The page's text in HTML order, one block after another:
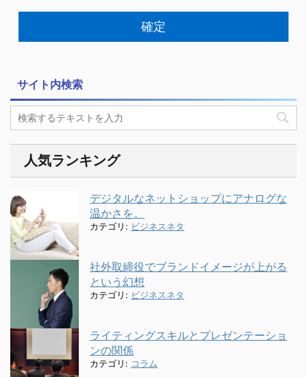
サイト内検索
人気ランキング
デジタルなネットショップにアナログな
温かさを。
カテゴリ: ビジネスネタ
社外取締役でブランドイメージが上がる
という幻想
カテゴリ: ビジネスネタ
ライティングスキルとプレゼンテーショ
ンの関係
カテゴリ: コラム